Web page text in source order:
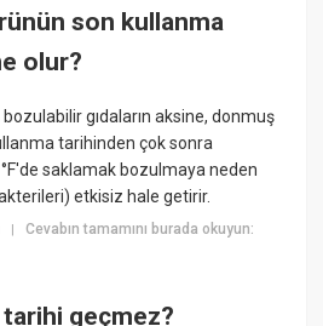
son kullanma
olur?
gıdaların aksine, donmuş
tarihinden çok sonra
saklamak bozulmaya neden
etkisiz hale getirir.
|Cevabın tamamını burada okuyun:
geçmez?